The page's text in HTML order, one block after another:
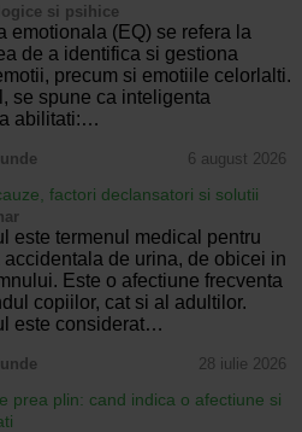
si psihice
emotionala (EQ) se refera la
de a identifica si gestiona
precum si emotiile celorlalti.
se spune ca inteligenta
abilitati:…
6 august 2026
factori declansatori si solutii
este termenul medical pentru
accidentala de urina, de obicei in
Este o afectiune frecventa
copiilor, cat si al adultilor.
este considerat…
28 iulie 2026
prea plin: cand indica o afectiune si